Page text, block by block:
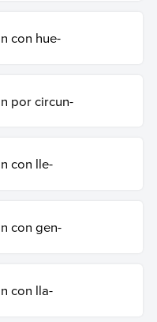
con hue-
por circun-
con lle-
con gen-
con lla-